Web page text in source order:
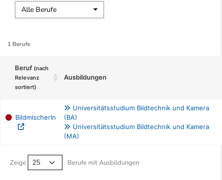
Alle Berufe
1 Berufe
Beruf (nach
Relevanz
sortiert)
Ausbildungen
BildmischerIn
Universitätsstudium Bildtechnik und Kamera
(BA)
Universitätsstudium Bildtechnik und Kamera
(MA)
Zeige Berufe mit Ausbildungen